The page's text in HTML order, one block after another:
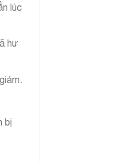
lúc
hư
bị